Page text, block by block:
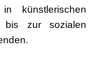
in künstlerischen
bis zur sozialen